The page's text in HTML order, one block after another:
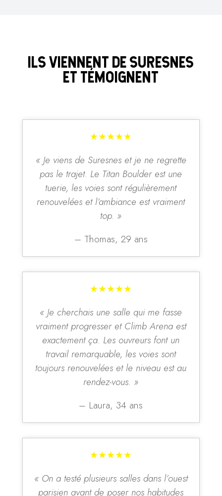
ILS VIENNENT DE SURESNES
ET TÉMOIGNENT
★★★★★
« Je viens de Suresnes et je ne regrette
pas le trajet. Le Titan Boulder est une
tuerie, les voies sont régulièrement
renouvelées et l’ambiance est vraiment
top. »
– Thomas, 29 ans
★★★★★
« Je cherchais une salle qui me fasse
vraiment progresser et Climb Arena est
exactement ça. Les ouvreurs font un
travail remarquable, les voies sont
toujours renouvelées et le niveau est au
rendez-vous. »
– Laura, 34 ans
★★★★★
« On a testé plusieurs salles dans l’ouest
parisien avant de poser nos habitudes